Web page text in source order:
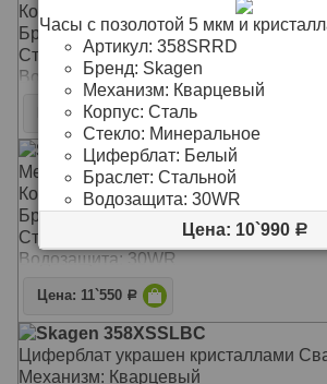
Корпус: Титан
Браслет: Титановый
Стекло: Минеральное
Водозащита: 30WR
Цена: 14`990Р
Skagen 233XXLSLN
Механизм: Кварцевый
Корпус: Сталь
Браслет: Кожаный
Стекло: Минеральное
Водозащита: 30WR
Цена: 11`550 Р
Skagen 358XSSLBC
Циферблат украшен кристаллами
Механизм: Кварцевый
Часы с позолотой 5 мкм и
Артикул: 358SRRD
Бренд: Skagen
Механизм: Кварцевый
Корпус: Сталь
Стекло: Минеральное
Циферблат: Белый
Браслет: Стальной
Водозащита: 30WR
Цена: 10`990 Р